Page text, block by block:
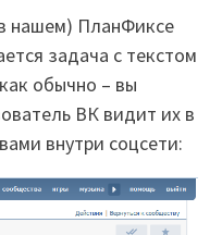
нашем) ПланФиксе
задача с текстом
обычно – вы
ВК видит их в
внутри соцсети: